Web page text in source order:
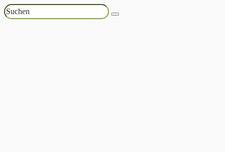
Suchen